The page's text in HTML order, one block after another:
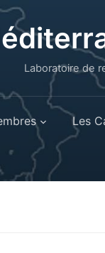
Laboratoire de
Les